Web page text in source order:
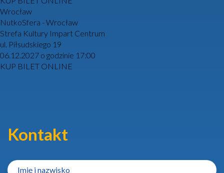
Wrocław
NutkoSfera - Wrocław
Strefa Kultury Impart Centrum
ul. Piłsudskiego 19
06.12.2027 o godzinie 17:00
KUP BILET ONLINE
Kontakt